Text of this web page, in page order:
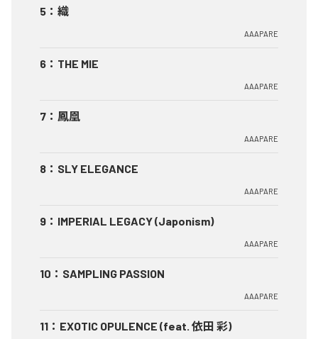
5 ： 織
AAAPARE
6 ： THE MIE
AAAPARE
7 ： 鳳凰
AAAPARE
8 ： SLY ELEGANCE
AAAPARE
9 ： IMPERIAL LEGACY (Japonism)
AAAPARE
10 ： SAMPLING PASSION
AAAPARE
11 ： EXOTIC OPULENCE (feat. 依田 彩)